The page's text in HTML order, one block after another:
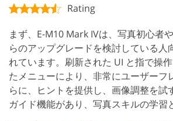
Rating
まず、E-M10 Mark IVは、写真初心者
らのアップグレードを検討している人
れています。刷新された UI と指で操
たメニューにより、非常にユーザーフ
らに、ヒントを提供し、画像調整を試
ガイド機能があり、写真スキルの学習